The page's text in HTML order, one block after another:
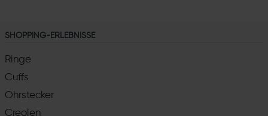
SHOPPING-ERLEBNISSE
Ringe
Cuffs
Ohrstecker
Creolen